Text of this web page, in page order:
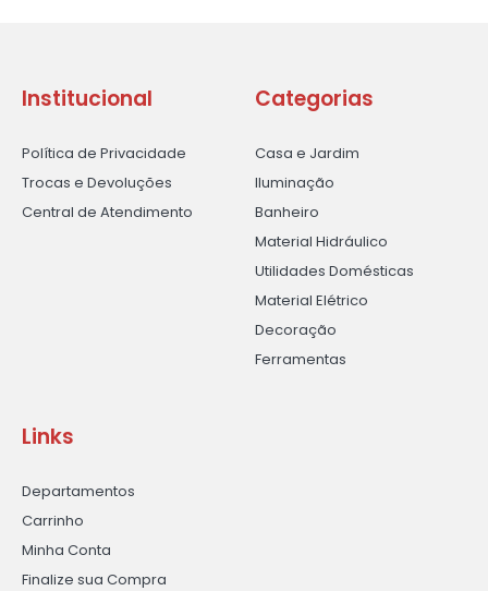
Institucional
Política de Privacidade
Trocas e Devoluções
Central de Atendimento
Categorias
Casa e Jardim
Iluminação
Banheiro
Material Hidráulico
Utilidades Domésticas
Material Elétrico
Decoração
Ferramentas
Links
Departamentos
Carrinho
Minha Conta
Finalize sua Compra